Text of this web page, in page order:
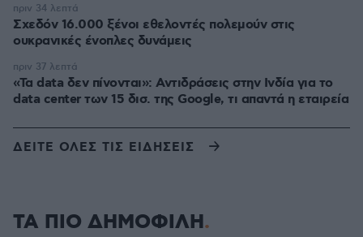
Σχεδόν 16.000 ξένοι εθελοντές πολεμούν στις
ουκρανικές ένοπλες δυνάμεις
πριν 34 λεπτά
«Τα data δεν πίνονται»: Αντιδράσεις στην Ινδία για το
data center των 15 δισ. της Google, τι απαντά η εταιρεία
πριν 37 λεπτά
ΔΕΙΤΕ ΟΛΕΣ ΤΙΣ ΕΙΔΗΣΕΙΣ
ΤΑ ΠΙΟ ΔΗΜΟΦΙΛΗ